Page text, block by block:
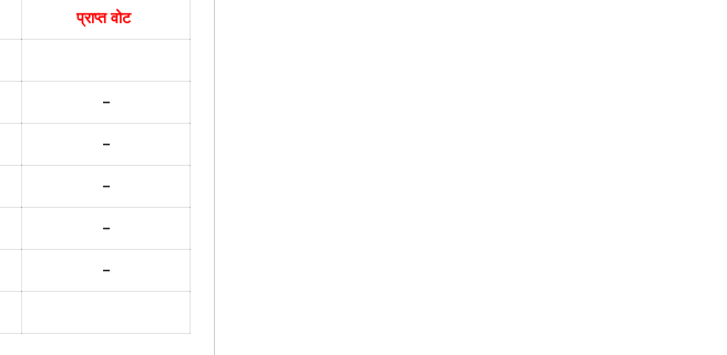
प्राप्त वोट
–
–
–
–
–